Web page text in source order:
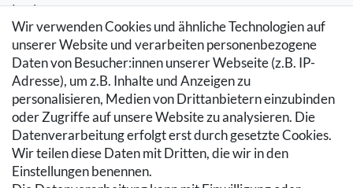
Wir verwenden Cookies und ähnliche Technologien auf
unserer Website und verarbeiten personenbezogene
Daten von Besucher:innen unserer Webseite (z.B. IP-
Adresse), um z.B. Inhalte und Anzeigen zu
personalisieren, Medien von Drittanbietern einzubinden
oder Zugriffe auf unsere Website zu analysieren. Die
Datenverarbeitung erfolgt erst durch gesetzte Cookies.
Wir teilen diese Daten mit Dritten, die wir in den
Einstellungen benennen.
Login
SERVICE
Zahlung & Versand
Warenkorb
Zur Kasse
Hilfe
RECHTLICHES